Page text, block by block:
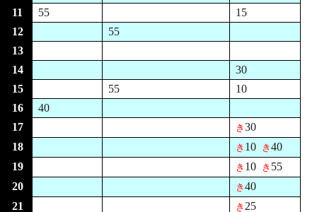
11
55
15
12
55
13
14
30
15
55
10
16
40
17
き 30
18
き 10 き 40
19
き 10 き 55
20
き 40
21
き 25